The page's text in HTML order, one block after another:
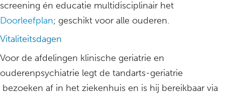
screening én educatie multidisciplinair het
Doorleefplan; geschikt voor alle ouderen.
Vitaliteitsdagen
Voor de afdelingen klinische geriatrie en
ouderenpsychiatrie legt de tandarts-geriatrie
bezoeken af in het ziekenhuis en is hij bereikbaar via